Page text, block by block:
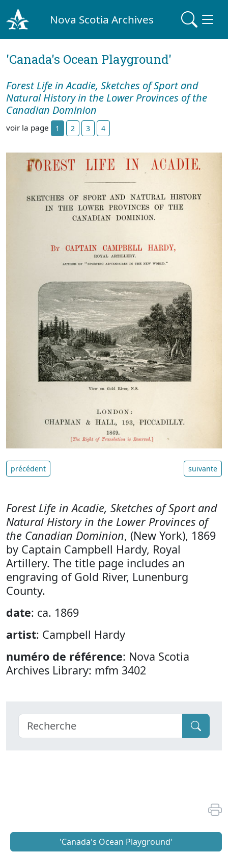
Nova Scotia Archives
'Canada's Ocean Playground'
Forest Life in Acadie, Sketches of Sport and
Natural History in the Lower Provinces of the
Canadian Dominion
voir la page 1 2 3 4
précédent suivante
Forest Life in Acadie, Sketches of Sport and
Natural History in the Lower Provinces of
the Canadian Dominion, (New York), 1869
by Captain Campbell Hardy, Royal
Artillery. The title page includes an
engraving of Gold River, Lunenburg
County.
date: ca. 1869
artist: Campbell Hardy
numéro de référence: Nova Scotia
Archives Library: mfm 3402
'Canada's Ocean Playground'